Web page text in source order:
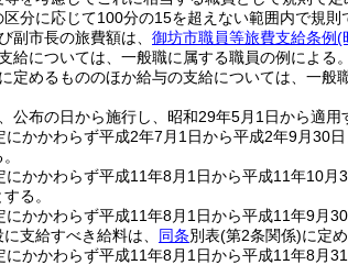
区分に応じて100分の15を超えない範囲内で規
副市長の旅費額は、 御坊市職員等旅費支給条例(
給については、一般職に属する職員の例による。
に定めるもののほか給与の支給については、一般
公布の日から施行し、昭和29年5月1日から適用
にかかわらず平成2年7月1日から平成2年9月30
にかかわらず平成11年8月1日から平成11年10月
る。
にかかわらず平成11年8月1日から平成11年9月
支給すべき給料は、 同条別表(第2条関係)に定
にかかわらず平成11年8月1日から平成11年8月